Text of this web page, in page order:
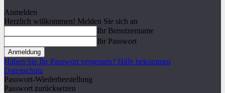
Anmelden
Herzlich willkommen! Melden Sie sich an
Ihr Benutzername
Ihr Passwort
Haben Sie Ihr Passwort vergessen? Hilfe bekommen
Datenschutz
Passwort-Wiederherstellung
Passwort zurücksetzen